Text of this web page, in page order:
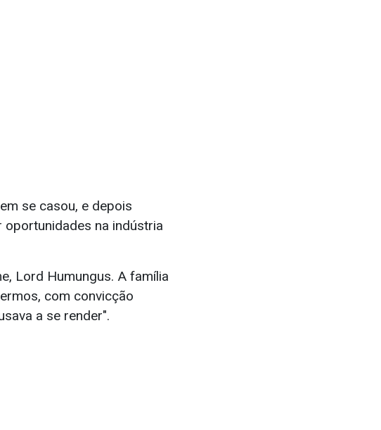
se casou, e depois
na indústria
Lord Humungus. A família
com convicção
a se render".